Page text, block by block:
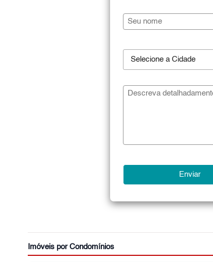
Selecione a Cidade
Imóveis por Condomínios